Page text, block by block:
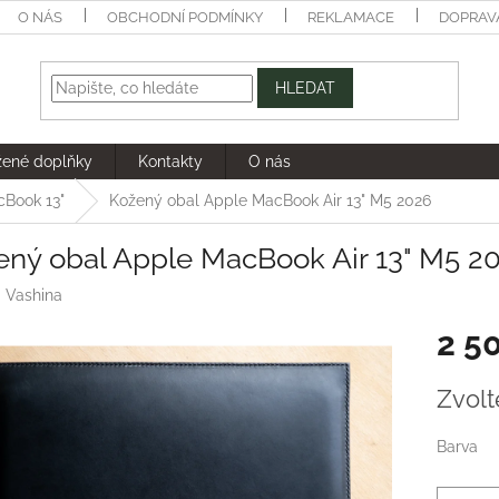
O NÁS OBCHODNÍ PODMÍNKY REKLAMACE
HLEDAT
doplňky Kontakty O nás
13" Kožený obal Apple MacBook Air 13" M5 2026
obal Apple MacBook Air 13" M5
Vashina
2
cena:
Barva